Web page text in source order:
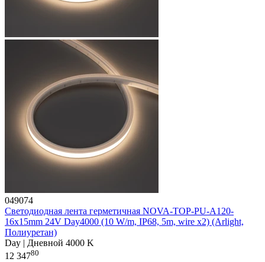
049074
Светодиодная лента герметичная NOVA-TOP-PU-A120-
16x15mm 24V Day4000 (10 W/m, IP68, 5m, wire x2) (Arlight,
Полиуретан)
Day | Дневной 4000 K
12 34780